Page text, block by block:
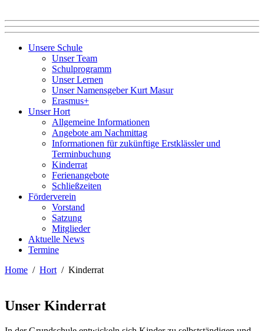
Unsere Schule
Unser Team
Schulprogramm
Unser Lernen
Unser Namensgeber Kurt Masur
Erasmus+
Unser Hort
Allgemeine Informationen
Angebote am Nachmittag
Informationen für zukünftige Erstklässler und
Terminbuchung
Kinderrat
Ferienangebote
Schließzeiten
Förderverein
Vorstand
Satzung
Mitglieder
Aktuelle News
Termine
Home
Hort Kinderrat
Unser Kinderrat